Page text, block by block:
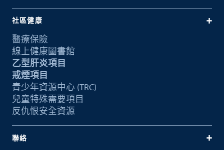
社區健康
醫療保險
線上健康圖書館
乙型肝炎項目
戒煙項目
青少年資源中心 (TRC)
兒童特殊需要項目
反仇恨安全資源
聯絡